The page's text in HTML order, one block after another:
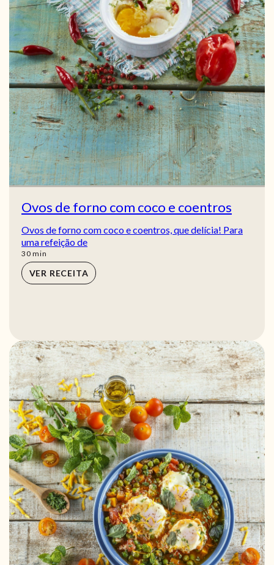
Ovos de forno com coco e coentros
Ovos de forno com coco e coentros, que delícia! Para
uma refeição de
30min
min
VER RECEITA